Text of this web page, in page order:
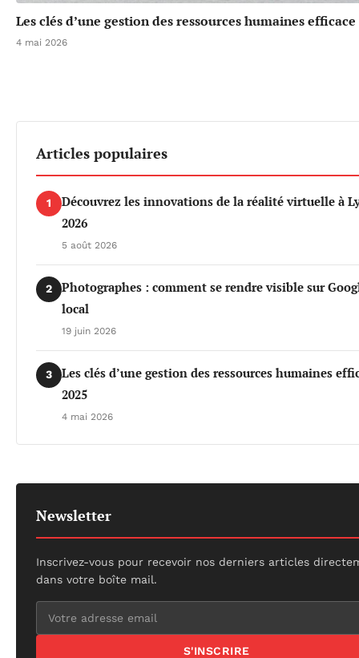
Les clés d’une gestion des ressources humaines efficace
4 mai 2026
Articles populaires
1
Découvrez les innovations de la réalité virtuelle à
2026
5 août 2026
2
Photographes : comment se rendre visible sur
local
19 juin 2026
3
Les clés d’une gestion des ressources humaines
2025
4 mai 2026
Newsletter
Inscrivez-vous pour recevoir nos derniers articles
dans votre boîte mail.
S'INSCRIRE